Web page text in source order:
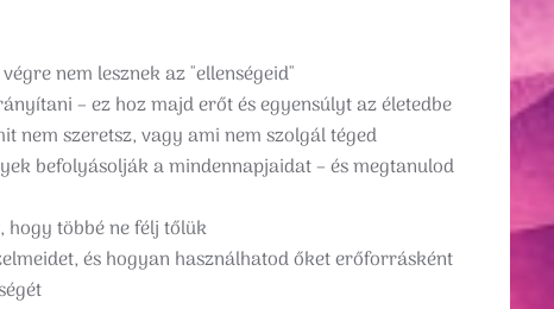
nem lesznek az "ellenségeid"
– ez hoz majd erőt és egyensúlyt az életedbe
nem szeretsz, vagy ami nem szolgál téged
befolyásolják a mindennapjaidat – és megtanulod
hogy többé ne félj tőlük
és hogyan használhatod őket erőforrásként